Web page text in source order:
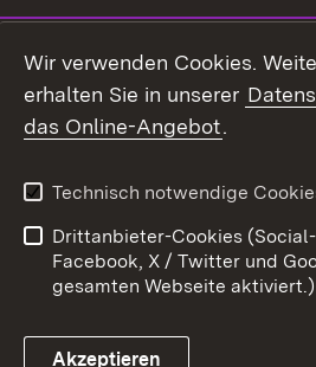
Kontakt
Impressum
Wir verwenden Cookies.
erhalten Sie in unserer
das Online-Angebot.
Technisch notwendige
Drittanbieter-Cookies
Facebook, X / Twitter und
gesamten Webseite aktiviert.)
Akzeptieren